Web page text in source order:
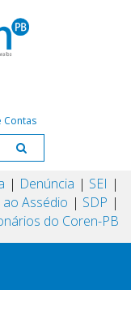
Contas
Denúncia
SEI
Assédio
SDP
do Coren-PB